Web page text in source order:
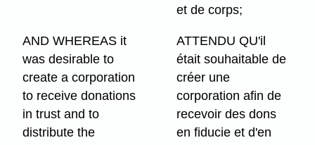
et de corps;
AND WHEREAS it
was desirable to
create a corporation
to receive donations
in trust and to
distribute the
ATTENDU QU'il
était souhaitable de
créer une
corporation afin de
recevoir des dons
en fiducie et d'en